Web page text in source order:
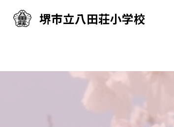
堺市立八田荘小学校